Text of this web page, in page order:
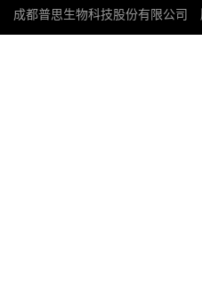
成都普思生物科技股份有限公司